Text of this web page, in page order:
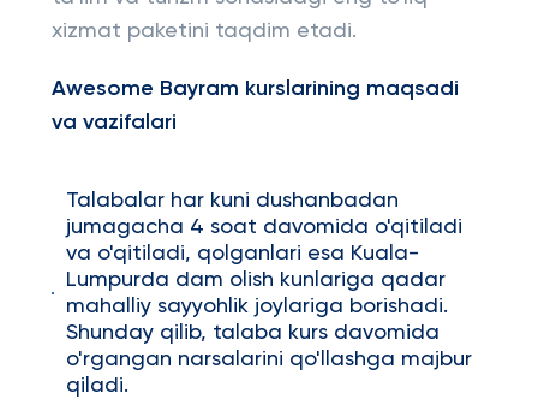
xizmat paketini taqdim etadi.
Awesome Bayram kurslarining maqsadi
va vazifalari
Talabalar har kuni dushanbadan
jumagacha 4 soat davomida o'qitiladi
va o'qitiladi, qolganlari esa Kuala-
Lumpurda dam olish kunlariga qadar
mahalliy sayyohlik joylariga borishadi.
Shunday qilib, talaba kurs davomida
o'rgangan narsalarini qo'llashga majbur
qiladi.